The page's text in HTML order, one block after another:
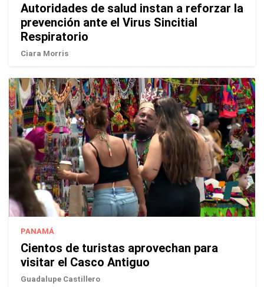
Autoridades de salud instan a reforzar la
prevención ante el Virus Sincitial
Respiratorio
Ciara Morris
PANAMÁ
Cientos de turistas aprovechan para
visitar el Casco Antiguo
Guadalupe Castillero